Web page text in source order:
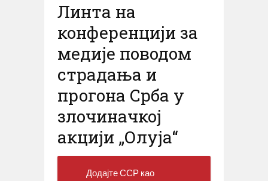
Линтa на
конференцији за
медије поводом
страдања и
прогона Срба у
злочиначкој
акцији „Олуја“
Додајте ССР као